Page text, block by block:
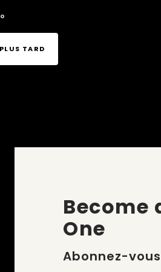
TARD
Become
One
Abonnez-